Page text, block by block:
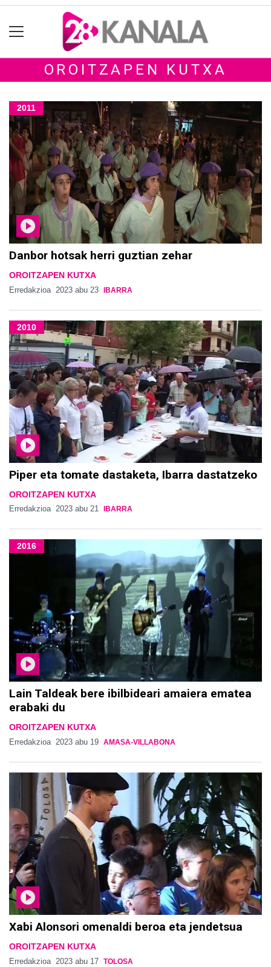
OROITZAPEN KUTXA
2011
Danbor hotsak herri guztian zehar
OROITZAPEN KUTXA
Erredakzioa 2023 abu 23 IBARRA
2010
Piper eta tomate dastaketa, Ibarra dastatzeko
OROITZAPEN KUTXA
Erredakzioa 2023 abu 21 IBARRA
2016
Lain Taldeak bere ibilbideari amaiera ematea
erabaki du
OROITZAPEN KUTXA
Erredakzioa 2023 abu 19 AMASA-VILLABONA
Xabi Alonsori omenaldi beroa eta jendetsua
OROITZAPEN KUTXA
Erredakzioa 2023 abu 17 TOLOSA